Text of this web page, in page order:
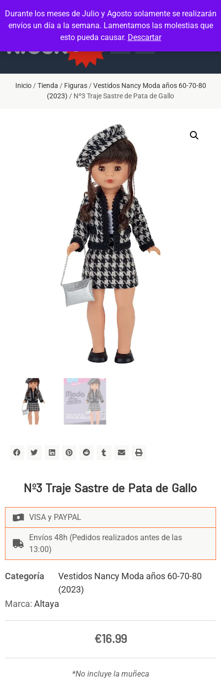
Durante los meses de Julio y Agosto solamente se realizarán
envíos un día a la semana. Lamentamos las molestias que
esto pueda causar. Descartar
Inicio/Tienda / Figuras/Vestidos Nancy Moda años 60-70-80
(2023) / Nº3 Traje Sastre de Pata de Gallo
Nº3 Traje Sastre de Pata de Gallo
VISA y PAYPAL
Envíos 48h (Pedidos realizados antes de las
13:00)
Categoría
Vestidos Nancy Moda años 60-70-80
(2023)
Marca: Altaya
€16.99
*No incluye la muñeca